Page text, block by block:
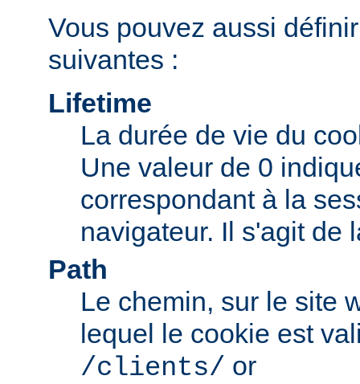
Vous pouvez aussi
suivantes :
Lifetime
La durée de vie du
Une valeur de 0
correspondant à la
navigateur. Il s'agit de
Path
Le chemin, sur le site
lequel le cookie est
/clients/ or